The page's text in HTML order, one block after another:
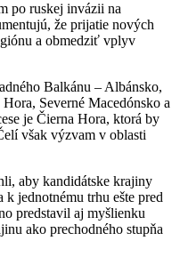
po ruskej invázii na
že prijatie nových
a obmedziť vplyv
Balkánu – Albánsko,
Severné Macedónsko a
je Čierna Hora, ktorá by
však výzvam v oblasti
aby kandidátske krajiny
jednotnému trhu ešte pred
predstavil aj myšlienku
ako prechodného stupňa